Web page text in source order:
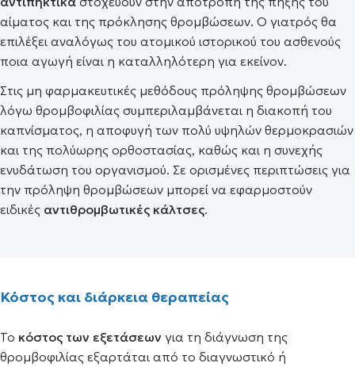
αίματος και της πρόκλησης θρομβώσεων. Ο γιατρός θα
επιλέξει αναλόγως του ατομικού ιστορικού του ασθενούς
ποια αγωγή είναι η καταλληλότερη για εκείνον.
Στις μη φαρμακευτικές μεθόδους πρόληψης θρομβώσεων
λόγω θρομβοφιλίας συμπεριλαμβάνεται η διακοπή του
καπνίσματος, η αποφυγή των πολύ υψηλών θερμοκρασιών
και της πολύωρης ορθοστασίας, καθώς και η συνεχής
ενυδάτωση του οργανισμού. Σε ορισμένες περιπτώσεις για
την πρόληψη θρομβώσεων μπορεί να εφαρμοστούν
ειδικές αντιθρομβωτικές κάλτσες.
Κόστος και διάρκεια θεραπείας
Το κόστος των εξετάσεων για τη διάγνωση της
θρομβοφιλίας εξαρτάται από το διαγνωστικό ή